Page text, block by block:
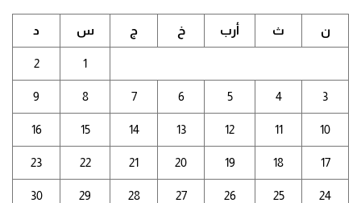
ن ث أرب خ ج س د
1
2
3
4
5
6
7
8
9
10
11
12
13
14
15
16
17
18
19
20
21
22
23
24
25
26
27
28
29
30